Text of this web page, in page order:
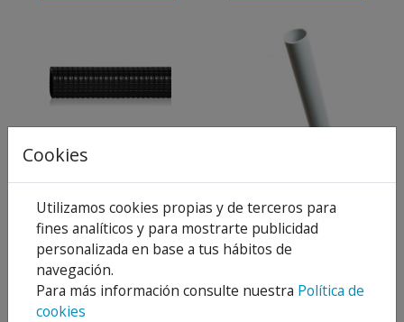
ROLLO TUBO
COARRUGADO
REFORZADO
26,27 € 39,81 €
34 %
Añadir al
carrito
ENCHUFABLE (3
Desde 0,97 €
34 %
Añadir al
Cookies
Utilizamos cookies propias y de terceros para
fines analíticos y para mostrarte publicidad
personalizada en base a tus hábitos de
navegación.
Para más información consulte nuestra Política de
cookies